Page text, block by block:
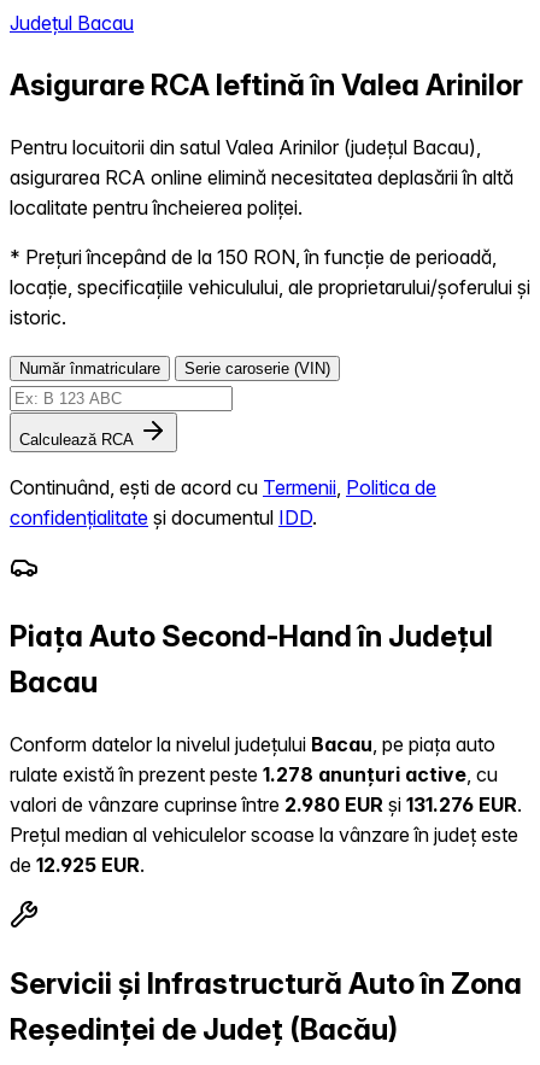
Județul Bacau
Asigurare RCA Ieftină în Valea Arinilor
Pentru locuitorii din satul Valea Arinilor (județul Bacau),
asigurarea RCA online elimină necesitatea deplasării în altă
localitate pentru încheierea poliței.
* Prețuri începând de la 150 RON, în funcție de perioadă,
locație, specificațiile vehiculului, ale proprietarului/șoferului și
istoric.
Număr înmatriculare Serie caroserie (VIN)
Calculează RCA
Continuând, ești de acord cu Termenii Politica de
confidențialitate și documentul IDD.
Piața Auto Second-Hand în Județul
Bacau
Conform datelor la nivelul județului Bacau , pe piața auto
rulate există în prezent peste 1.278 anunțuri active , cu
valori de vânzare cuprinse între 2.980 EUR și 131.276 EUR.
Prețul median al vehiculelor scoase la vânzare în județ este
de 12.925 EUR.
Servicii și Infrastructură Auto în Zona
Reședinței de Județ (Bacău)